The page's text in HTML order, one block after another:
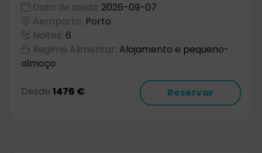
Data de saída: 2026-09-07
Aeroporto: Porto
Noites: 6
Regime Alimentar: Alojamento e pequeno-
almoço
Desde 1476 € Reservar